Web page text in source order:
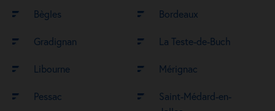
Bègles Bordeaux
Gradignan La Teste-de-Buch
Libourne Mérignac
Pessac
Saint-Médard-en-